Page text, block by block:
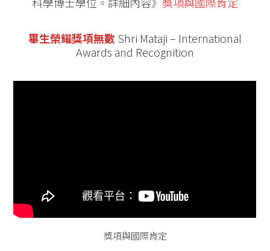
畢生榮耀獎項無數 Shri Mataji – International
Awards and Recognition
獎項與國際肯定